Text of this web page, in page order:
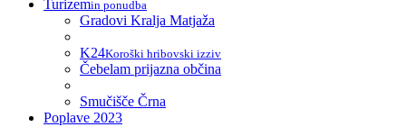
Turizemin ponudba
Gradovi Kralja Matjaža
K24Koroški hribovski izziv
Čebelam prijazna občina
Smučišče Črna
Poplave 2023